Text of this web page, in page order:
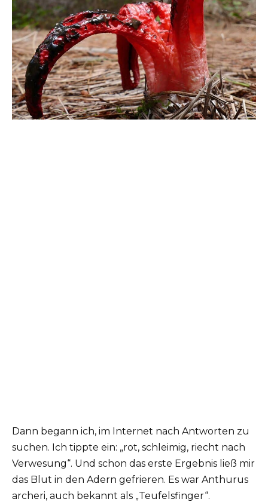
Dann begann ich, im Internet nach Antworten zu
suchen. Ich tippte ein: „rot, schleimig, riecht nach
Verwesung“. Und schon das erste Ergebnis ließ mir
das Blut in den Adern gefrieren. Es war Anthurus
archeri, auch bekannt als „Teufelsfinger“.